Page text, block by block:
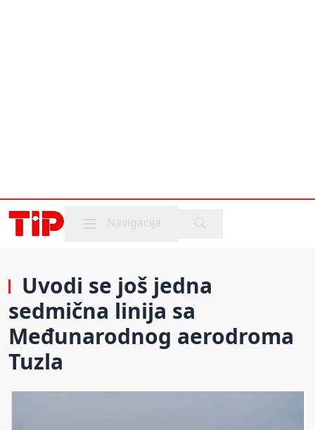
Mobile menu
Navigacija
Uvodi se još jedna
sedmična linija sa
Međunarodnog aerodroma
Tuzla